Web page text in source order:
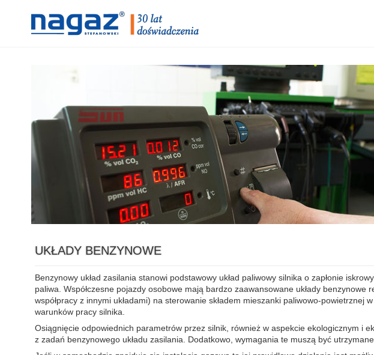
UKŁADY BENZYNOWE
Benzynowy układ zasilania stanowi podstawowy układ paliwowy silnika o zapłonie
paliwa. Współczesne pojazdy osobowe mają bardzo zaawansowane układy
współpracy z innymi układami) na sterowanie składem mieszanki paliwowo-powietrznej
warunków pracy silnika.
Osiągnięcie odpowiednich parametrów przez silnik, również w aspekcie ekologicznym i
z zadań benzynowego układu zasilania. Dodatkowo, wymagania te muszą być